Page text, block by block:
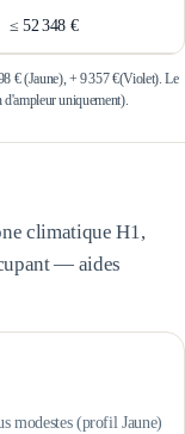
≤52 348 €
€(Jaune), + 9 357 €(Violet). Le
d'ampleur uniquement).
climatique H1 ,
— aides
modestes (profil Jaune)